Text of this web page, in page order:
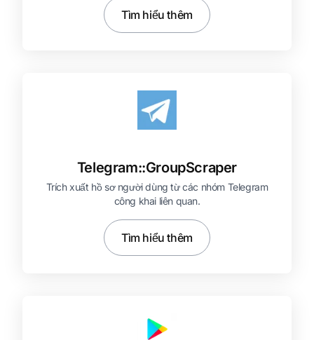
Tìm hiểu thêm
Telegram::GroupScraper
Trích xuất hồ sơ người dùng từ các nhóm Telegram
công khai liên quan.
Tìm hiểu thêm